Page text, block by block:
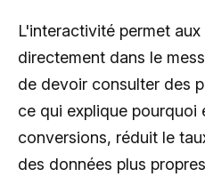
L'interactivité permet
directement dans le
de devoir consulter des
ce qui explique pourquoi
conversions, réduit le
des données plus